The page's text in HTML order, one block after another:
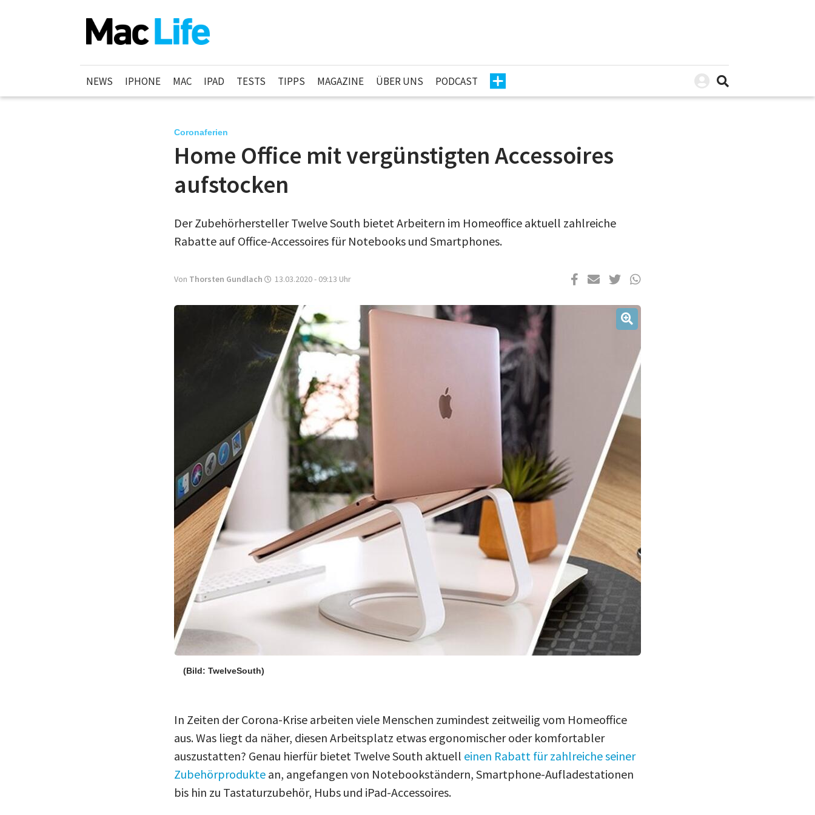
NEWS IPHONE MAC IPAD TESTS TIPPS MAGAZINE ÜBER UNS PODCAST
Coronaferien
Home Office mit vergünstigten Accessoires
aufstocken
Der Zubehörhersteller Twelve South bietet Arbeitern im Homeoffice aktuell zahlreiche
Rabatte auf Office-Accessoires für Notebooks und Smartphones.
Von Thorsten Gundlach 13.03.2020 - 09:13 Uhr
(Bild: TwelveSouth)
In Zeiten der Corona-Krise arbeiten viele Menschen zumindest zeitweilig vom Homeoffice
aus. Was liegt da näher, diesen Arbeitsplatz etwas ergonomischer oder komfortabler
auszustatten? Genau hierfür bietet Twelve South aktuell einen Rabatt für zahlreiche seiner
Zubehörprodukte an, angefangen von Notebookständern, Smartphone-Aufladestationen
bis hin zu Tastaturzubehör, Hubs und iPad-Accessoires.